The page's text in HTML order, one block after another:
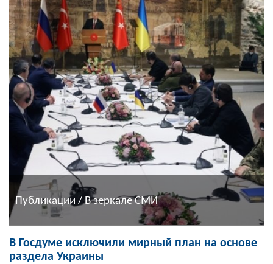
Публикации / В зеркале СМИ
В Госдуме исключили мирный план на основе
раздела Украины